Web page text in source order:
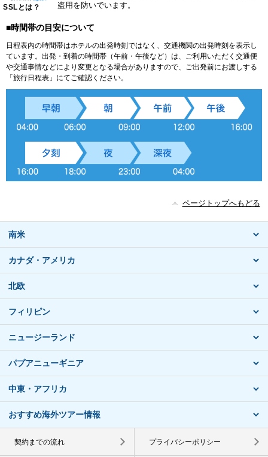
SSLとは？
盗用を防いでいます。
■時間帯の目安について
日程表内の時間帯はホテルの出発時刻ではなく、交通機関の出発時刻を表示し
ています。出発・到着の時間帯（午前・午後など）は、ご利用いただく交通便
や交通事情などにより変更となる場合がありますので、ご出発前にお渡しする
「旅行日程表」にてご確認ください。
ページトップへもどる
南米
カナダ・アメリカ
北欧
フィリピン
ニュージーランド
パプアニューギニア
中東・アフリカ
おすすめ海外ツアー情報
契約までの流れ プライバシーポリシー